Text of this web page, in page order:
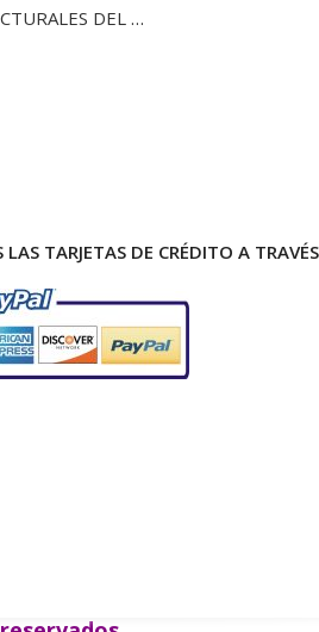
ELEMENTOS ESTRUCTURALES DEL VEHÍCULO
TARJETAS DE CRÉDITO A